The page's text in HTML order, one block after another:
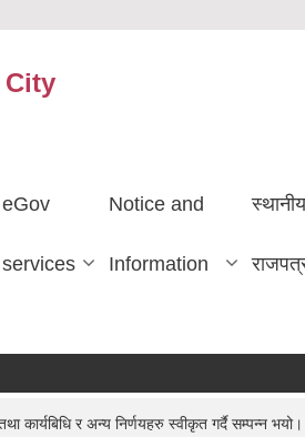
eGov
services
Notice and
Information
स्थानीय
कार्यबिधि र अन्य निर्णयहरु स्वीकृत गर्दै सम्पन्न